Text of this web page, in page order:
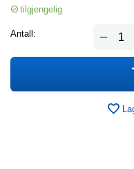
tilgjengelig
Antall: −